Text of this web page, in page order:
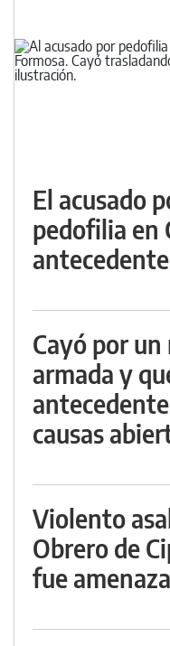
El acusado
pedofilia en
Cayó por
armada y
causas
Violento
Obrero de
fue